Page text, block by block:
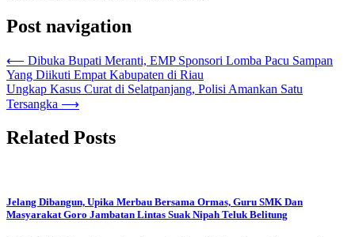
Post navigation
⟵ Dibuka Bupati Meranti, EMP Sponsori Lomba Pacu Sampan
Yang Diikuti Empat Kabupaten di Riau
Ungkap Kasus Curat di Selatpanjang, Polisi Amankan Satu
Tersangka ⟶
Related Posts
Jelang Dibangun, Upika Merbau Bersama Ormas, Guru SMK Dan
Masyarakat Goro Jambatan Lintas Suak Nipah Teluk Belitung